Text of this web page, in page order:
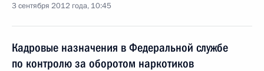
3 сентября 2012 года, 10:45
Кадровые назначения в Федеральной службе
по контролю за оборотом наркотиков